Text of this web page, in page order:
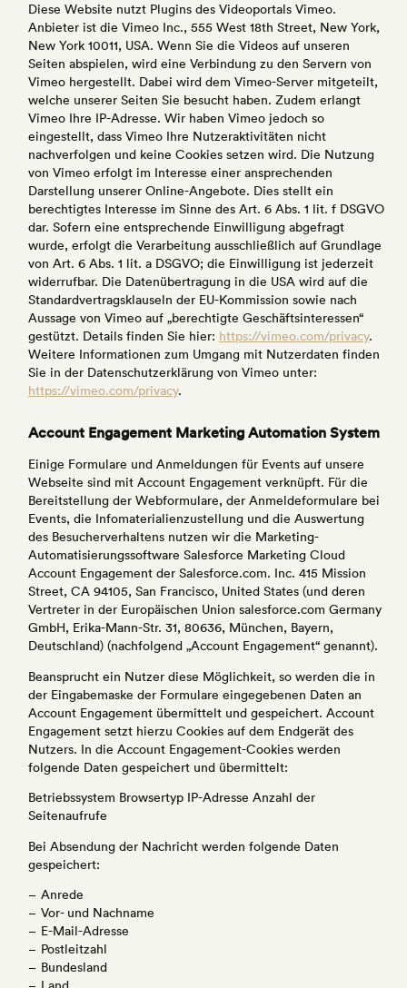
Diese Website nutzt Plugins des Videoportals Vimeo.
Anbieter ist die Vimeo Inc., 555 West 18th Street, New York,
New York 10011, USA. Wenn Sie die Videos auf unseren
Seiten abspielen, wird eine Verbindung zu den Servern von
Vimeo hergestellt. Dabei wird dem Vimeo-Server mitgeteilt,
welche unserer Seiten Sie besucht haben. Zudem erlangt
Vimeo Ihre IP-Adresse. Wir haben Vimeo jedoch so
eingestellt, dass Vimeo Ihre Nutzeraktivitäten nicht
nachverfolgen und keine Cookies setzen wird. Die Nutzung
von Vimeo erfolgt im Interesse einer ansprechenden
Darstellung unserer Online-Angebote. Dies stellt ein
berechtigtes Interesse im Sinne des Art. 6 Abs. 1 lit. f DSGVO
dar. Sofern eine entsprechende Einwilligung abgefragt
wurde, erfolgt die Verarbeitung ausschließlich auf Grundlage
von Art. 6 Abs. 1 lit. a DSGVO; die Einwilligung ist jederzeit
widerrufbar. Die Datenübertragung in die USA wird auf die
Standardvertragsklauseln der EU-Kommission sowie nach
Aussage von Vimeo auf „berechtigte Geschäftsinteressen“
gestützt. Details finden Sie hier: https://vimeo.com/privacy.
Weitere Informationen zum Umgang mit Nutzerdaten finden
Sie in der Datenschutzerklärung von Vimeo unter:
https://vimeo.com/privacy.
Account Engagement Marketing Automation System
Einige Formulare und Anmeldungen für Events auf unsere
Webseite sind mit Account Engagement verknüpft. Für die
Bereitstellung der Webformulare, der Anmeldeformulare bei
Events, die Infomaterialienzustellung und die Auswertung
des Besucherverhaltens nutzen wir die Marketing-
Automatisierungssoftware Salesforce Marketing Cloud
Account Engagement der Salesforce.com. Inc. 415 Mission
Street, CA 94105, San Francisco, United States (und deren
Vertreter in der Europäischen Union salesforce.com Germany
GmbH, Erika-Mann-Str. 31, 80636, München, Bayern,
Deutschland) (nachfolgend „Account Engagement“ genannt).
Beansprucht ein Nutzer diese Möglichkeit, so werden die in
der Eingabemaske der Formulare eingegebenen Daten an
Account Engagement übermittelt und gespeichert. Account
Engagement setzt hierzu Cookies auf dem Endgerät des
Nutzers. In die Account Engagement-Cookies werden
folgende Daten gespeichert und übermittelt:
Betriebssystem Browsertyp IP-Adresse Anzahl der
Seitenaufrufe
Bei Absendung der Nachricht werden folgende Daten
gespeichert:
Anrede
Vor- und Nachname
E-Mail-Adresse
Postleitzahl
Bundesland